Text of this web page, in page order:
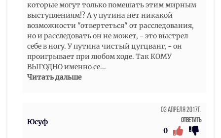
которые могут только помешать этим мирным
выступлениям!? А у путина нет никакой
возможности "отвертеться" от расследования,
но и расследовать он не может, - это выстрел
себе в ногу. У путина чистый цугцванг, - он
проигрывает при любом ходе. Так КОМУ
ВЫГОДНО именно се...
Читать дальше
Юсуф
03 Апреля 2017г.
Ответить
0